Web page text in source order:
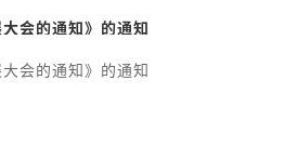
会的通知》的通知
会的通知》的通知